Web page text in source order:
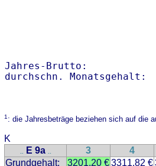
Jahres-
1: die Jahresbeträge beziehen sich auf die
K
.. E 9a .. 3 4
Grundgehalt:
3201.20 €3311.82 €